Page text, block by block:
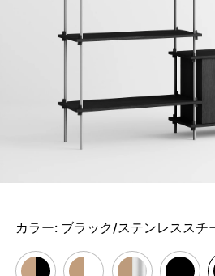
カラー: ブラック/ステンレススチ